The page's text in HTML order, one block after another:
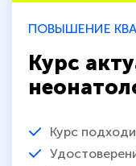
ПОВЫШЕНИЕ
Курс
Курс